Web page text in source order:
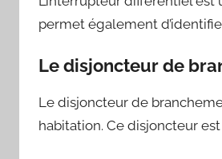
permet également
Le disjoncteur de
Le disjoncteur de
habitation. Ce disjoncteur